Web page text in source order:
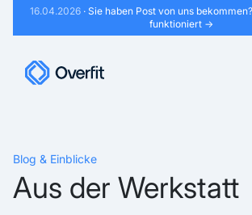
16.04.2026· Sie haben Post von uns bekommen?
funktioniert →
Blog & Einblicke
Aus der Werkstatt